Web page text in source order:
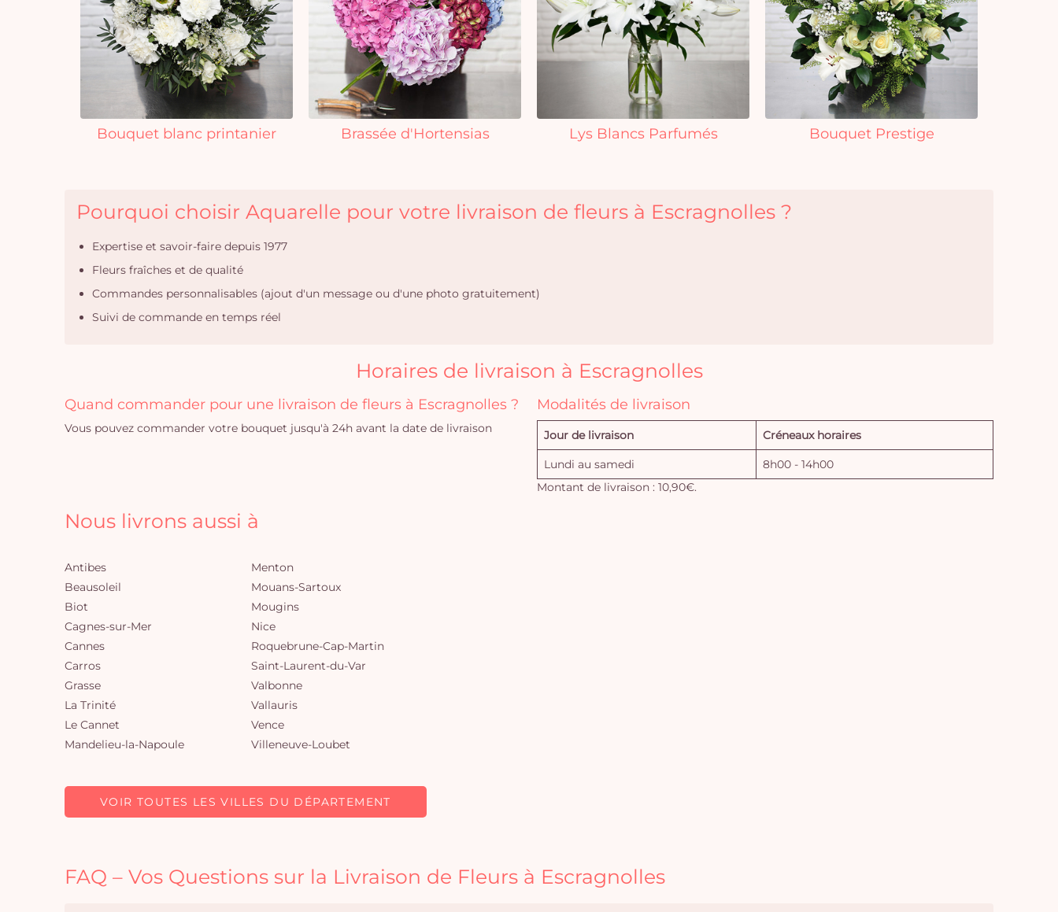
Bouquet blanc printanier Brassée d'Hortensias Lys Blancs Parfumés Bouquet Prestige
Pourquoi choisir Aquarelle pour votre livraison de fleurs à Escragnolles ?
Expertise et savoir-faire depuis 1977
Fleurs fraîches et de qualité
Commandes personnalisables (ajout d'un message ou d'une photo gratuitement)
Suivi de commande en temps réel
Horaires de livraison à Escragnolles
Quand commander pour une livraison de fleurs à Escragnolles ?
Vous pouvez commander votre bouquet jusqu'à 24h avant la date de livraison
Modalités de livraison
Jour de livraison Créneaux horaires
Lundi au samedi
8h00 - 14h00
Montant de livraison : 10,90€.
Nous livrons aussi à
Antibes
Beausoleil
Biot
Cagnes-sur-Mer
Cannes
Carros
Grasse
La Trinité
Le Cannet
Mandelieu-la-Napoule
Menton
Mouans-Sartoux
Mougins
Nice
Roquebrune-Cap-Martin
Saint-Laurent-du-Var
Valbonne
Vallauris
Vence
Villeneuve-Loubet
VOIR TOUTES LES VILLES DU DÉPARTEMENT
FAQ – Vos Questions sur la Livraison de Fleurs à Escragnolles